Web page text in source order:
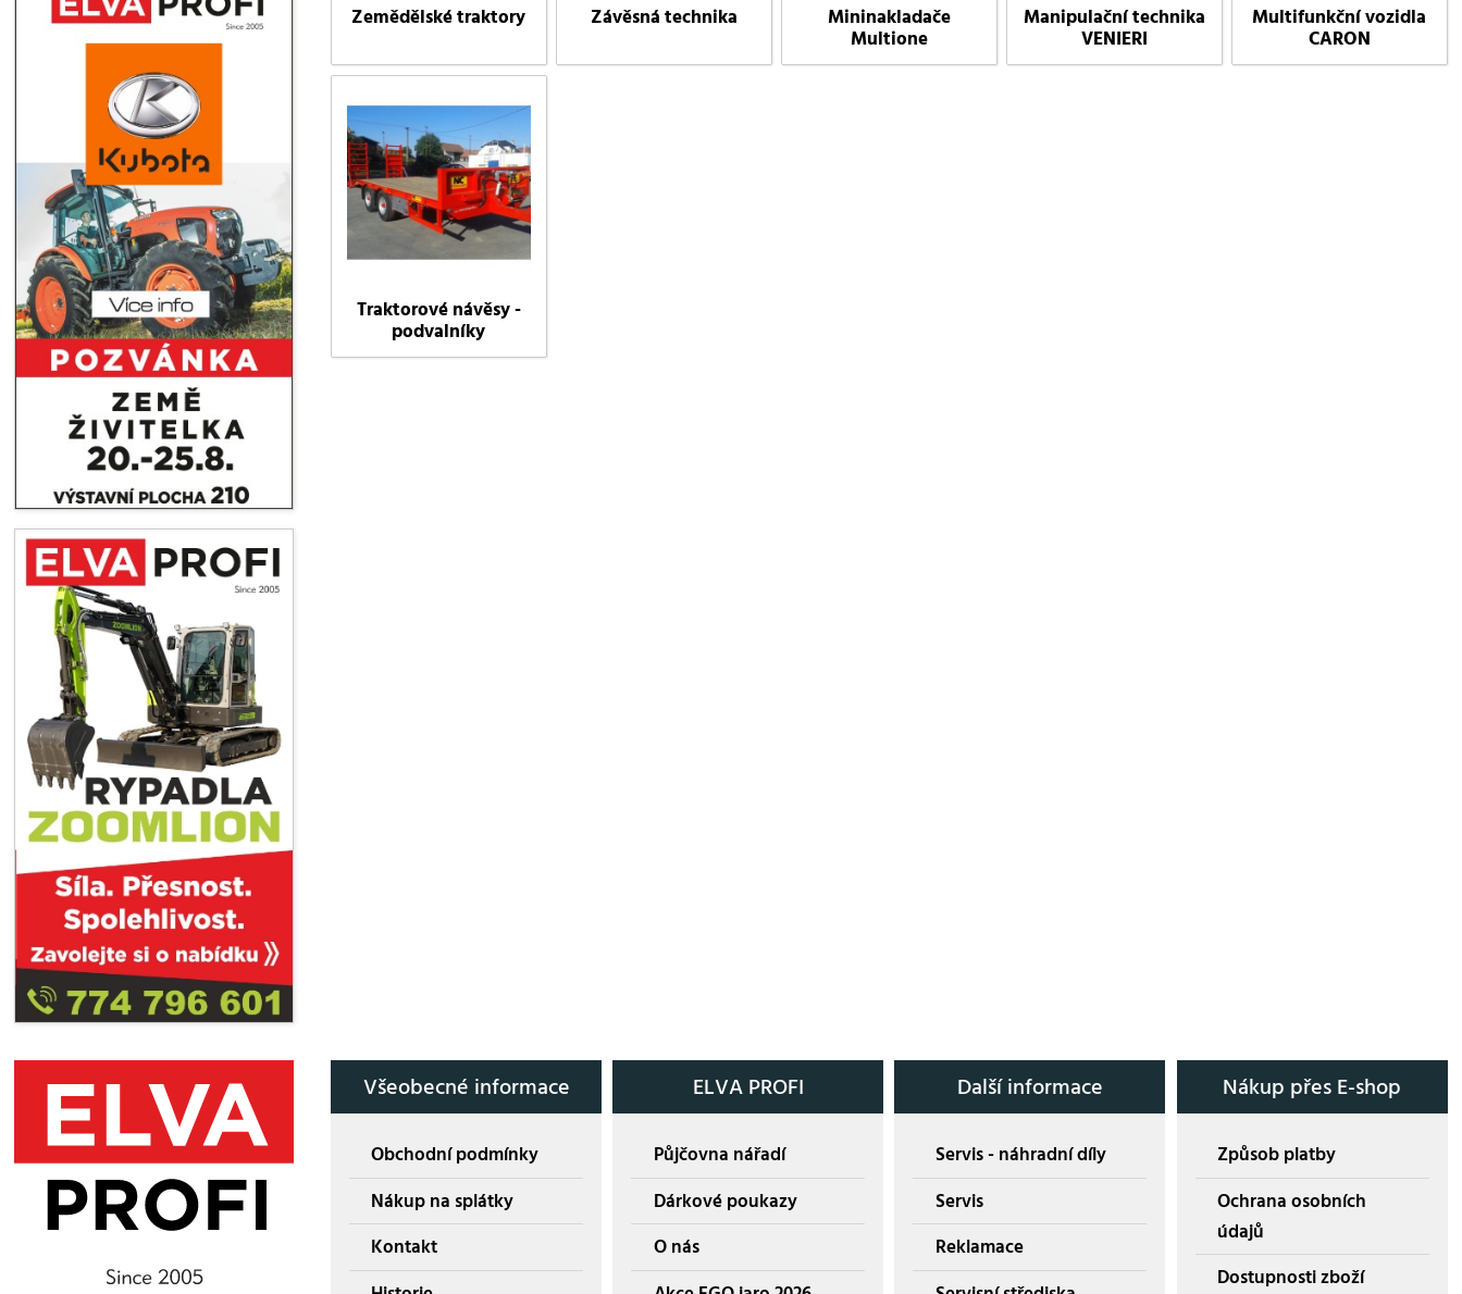
Zemědělské traktory Závěsná technika Mininakladače
Multione
Manipulační technika
VENIERI
Multifunkční vozidla
CARON
Traktorové návěsy -
podvalníky
Všeobecné informace
Obchodní podmínky
Nákup na splátky
Kontakt
ELVA PROFI
Půjčovna nářadí
Dárkové poukazy
O nás
Další informace
Servis - náhradní díly
Servis
Reklamace
Nákup přes E-shop
Způsob platby
Ochrana osobních
údajů
Dostupnosti zboží